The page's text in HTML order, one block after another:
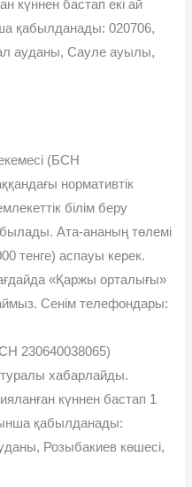
күннен бастап екі ай
қабылданады: 020706,
ауданы, Сауле ауылы,
(БСН
нормативтік
білім беру
Ата-ананың төлемі
тенге) аспауы керек.
«Қаржы орталығы»
Сенім телефондары:
230640038065)
хабарлайды.
күннен бастап 1
қабылданады:
Розыбакиев көшесі,